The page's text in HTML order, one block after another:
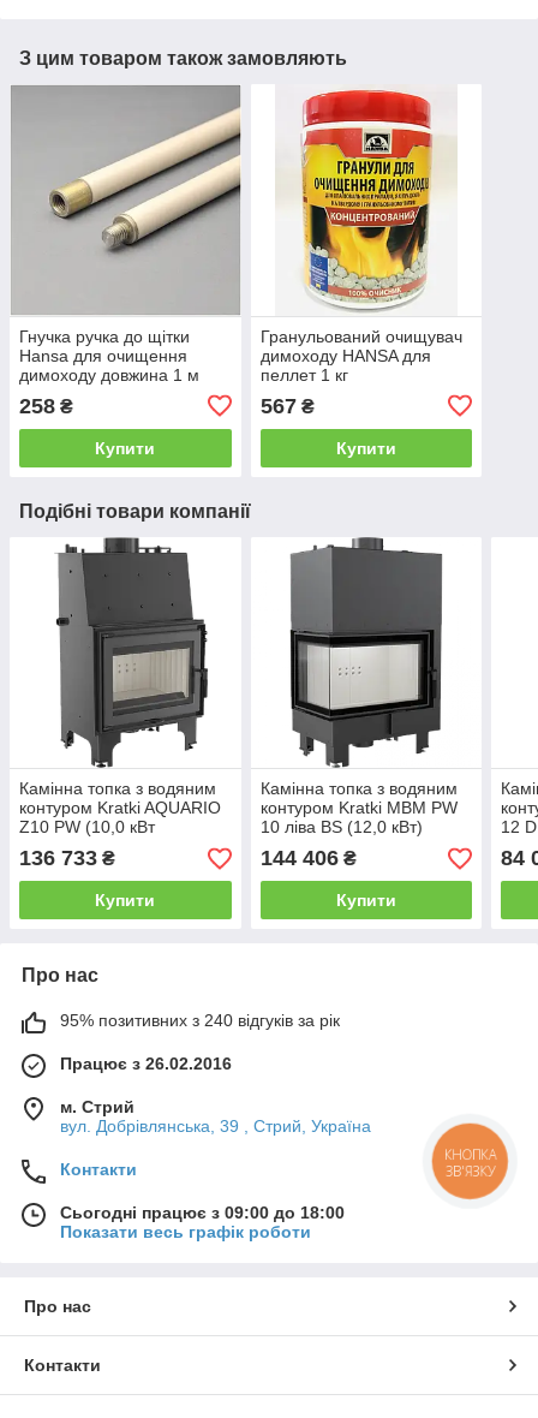
З цим товаром також замовляють
Гнучка ручка до щітки
Hansa для очищення
димоходу довжина 1 м
258 ₴
Купити
Гранульований очищувач
димоходу HANSA для
пеллет 1 кг
567₴
Купити
Подібні товари компанії
Камінна топка з водяним
контуром Kratki AQUARIO
Z10 PW (10,0 кВт
136 733 ₴
Купити
Камінна топка з водяним
контуром Kratki MBM PW
10 ліва BS (12,0 кВт)
144 406₴
Купити
12
84
Про нас
95% позитивних з 240 відгуків за рік
Працює з 26.02.2016
м. Стрий
вул. Добрівлянська, 39 , Стрий, Україна
Контакти
Сьогодні працює з 09:00 до 18:00
Показати весь графік роботи
Про нас
Контакти
КНОПКА
ЗВ'ЯЗКУ